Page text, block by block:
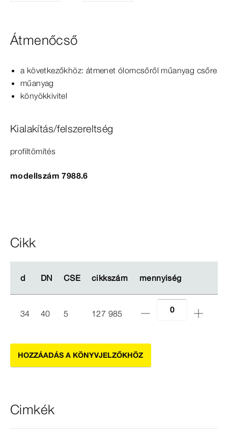
Átmenőcső
a következőkhöz: átmenet ólomcsőről műanyag csőre
műanyag
könyökkivitel
Kialakítás/felszereltség
profiltömítés
modellszám 7988.6
Cikk
d DN CSE cikkszám mennyiség
d DN CSE cikkszám mennyiség
34 40 5 127 985
HOZZÁADÁS A KÖNYVJELZŐKHÖZ
Cimkék